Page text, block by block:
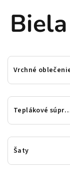
Vrchné
Teplákové
Šaty